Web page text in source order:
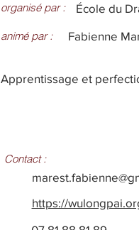
École du
organisé par :
animé par : Fabienne
Apprentissage et
Contact :
https://